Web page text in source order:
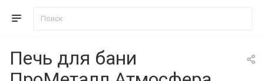
Печь для бани